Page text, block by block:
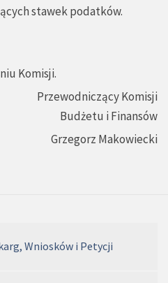
stawek podatków.
Komisji.
Przewodniczący Komisji
Budżetu i Finansów
Grzegorz Makowiecki
Wniosków i Petycji